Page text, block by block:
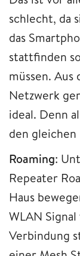
schlecht, da
das
stattfinden
müssen.
Netzwerk
ideal. Denn
den
Roaming:
Repeater
Haus
WLAN
Verbindung